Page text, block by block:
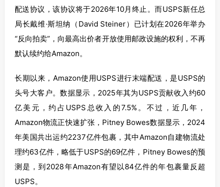
配送协议，该协议将于2026年10月终止。而USPS新任总
局长戴维·斯坦纳（David Steiner）已计划在2026年举办
“反向拍卖”，向最高出价者开放使用邮政设施的权利，不再
默认续约给Amazon。
长期以来，Amazon使用USPS进行末端配送，是USPS的
头号大客户。数据显示，2025年其为USPS贡献收入约60
亿美元，约占USPS总收入的7.5%。不过，近几年，
Amazon物流正快速扩张，Pitney Bowes数据显示，2024
年美国共出运约2237亿件包裹，其中Amazon自建物流处
理约63亿件，略低于USPS的69亿件，Pitney Bowes的预
测是，到2028年Amazon有望以84亿件的年包裹量反超
USPS。